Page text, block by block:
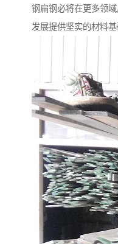
钢扁钢必将在更多领
发展提供坚实的材料基